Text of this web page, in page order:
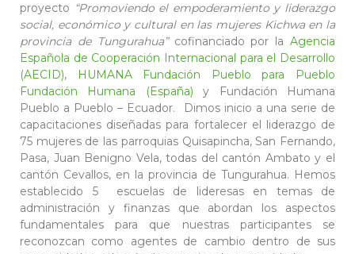
proyecto “Promoviendo el empoderamiento y liderazgo
social, económico y cultural en las mujeres Kichwa en la
provincia de Tungurahua”cofinanciado por laAgencia
Española de Cooperación Internacional para el Desarrollo
(AECID),
HUMANA Fundación Pueblo para Pueblo
Fundación Humana (España) y Fundación Humana
Pueblo a Pueblo – Ecuador. Dimos inicio a una serie de
capacitaciones diseñadas para fortalecer el liderazgo de
75 mujeres de las parroquias Quisapincha, San Fernando,
Pasa, Juan Benigno Vela, todas del cantón Ambato y el
cantón Cevallos, en la provincia de Tungurahua. Hemos
establecido 5 escuelas de lideresas en temas de
administración y finanzas que abordan los aspectos
fundamentales para que nuestras participantes se
reconozcan como agentes de cambio dentro de sus